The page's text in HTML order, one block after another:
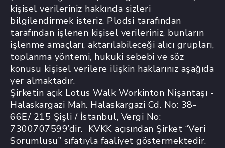
kişisel verileriniz hakkında sizleri
bilgilendirmek isteriz. Plodsi tarafından
tarafından işlenen kişisel verileriniz, bunların
işlenme amaçları, aktarılabileceği alıcı grupları,
toplanma yöntemi, hukuki sebebi ve söz
konusu kişisel verilere ilişkin haklarınız aşağıda
yer almaktadır.
Şirketin açık Lotus Walk Workinton Nişantaşı -
Halaskargazi Mah. Halaskargazi Cd. No: 38-
66E/ 215 Şişli / İstanbul, Vergi No:
7300707599’dir. KVKK açısından Şirket “Veri
Sorumlusu” sıfatıyla faaliyet göstermektedir.